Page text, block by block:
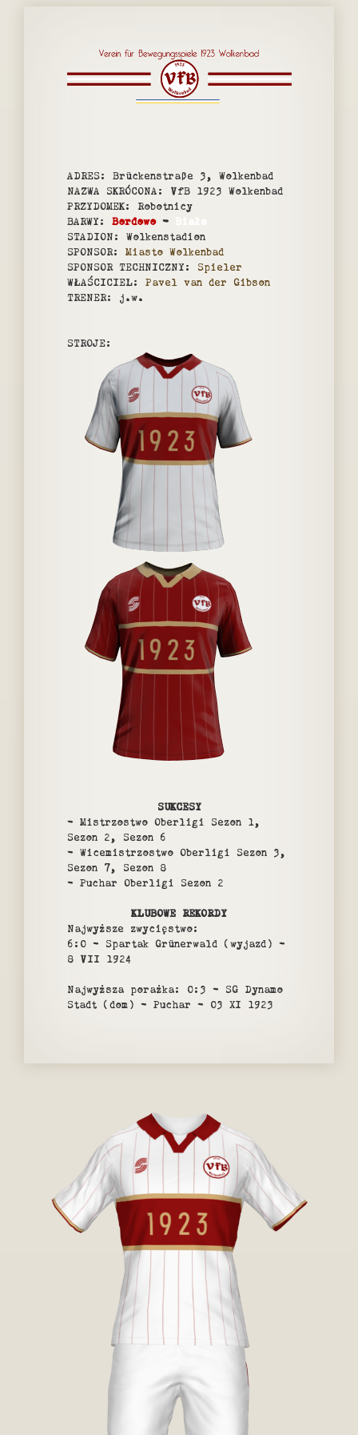
ADRES: Brückenstraße 3, Wolkenbad
NAZWA SKRÓCONA: VfB 1923 Wolkenbad
PRZYDOMEK: Robotnicy
BARWY: Bordowo-
STADION: Wolkenstadion
SPONSOR: Miasto Wolkenbad
SPONSOR TECHNICZNY: Spieler
WŁAŚCICIEL: Pavel van der Gibson
TRENER: j.w.
STROJE:
SUKCESY
- Mistrzostwo Oberligi Sezon 1,
Sezon 2, Sezon 6
- Wicemistrzostwo Oberligi Sezon 3,
Sezon 7, Sezon 8
- Puchar Oberligi Sezon 2
KLUBOWE REKORDY
Najwyższe zwycięstwo:
6:0 - Spartak Grünerwald (wyjazd) -
8 VII 1924
Najwyższa porażka: 0:3 - SG Dynamo
Stadt (dom) - Puchar - 03 XI 1923